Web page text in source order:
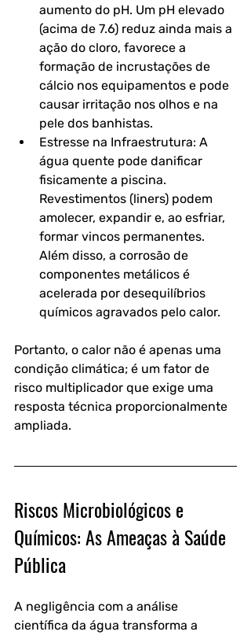
aumento do pH. Um pH elevado
(acima de 7.6) reduz ainda mais a
ação do cloro, favorece a
formação de incrustações de
cálcio nos equipamentos e pode
causar irritação nos olhos e na
pele dos banhistas.
Estresse na Infraestrutura: A
água quente pode danificar
fisicamente a piscina.
Revestimentos (liners) podem
amolecer, expandir e, ao esfriar,
formar vincos permanentes.
Além disso, a corrosão de
componentes metálicos é
acelerada por desequilíbrios
químicos agravados pelo calor.
Portanto, o calor não é apenas uma
condição climática; é um fator de
risco multiplicador que exige uma
resposta técnica proporcionalmente
ampliada.
Riscos Microbiológicos e
Químicos: As Ameaças à Saúde
Pública
A negligência com a análise
científica da água transforma a